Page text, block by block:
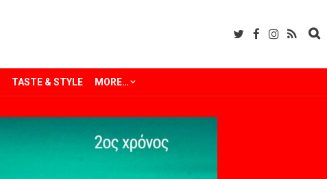
TASTE & STYLE MORE…